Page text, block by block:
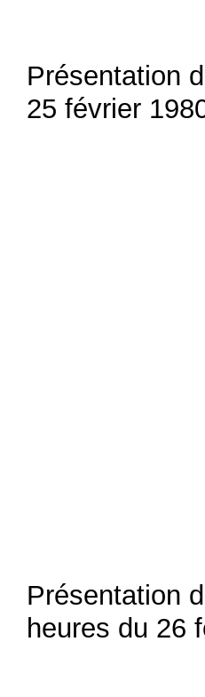
Présentation
25 février
Présentation
heures du 26